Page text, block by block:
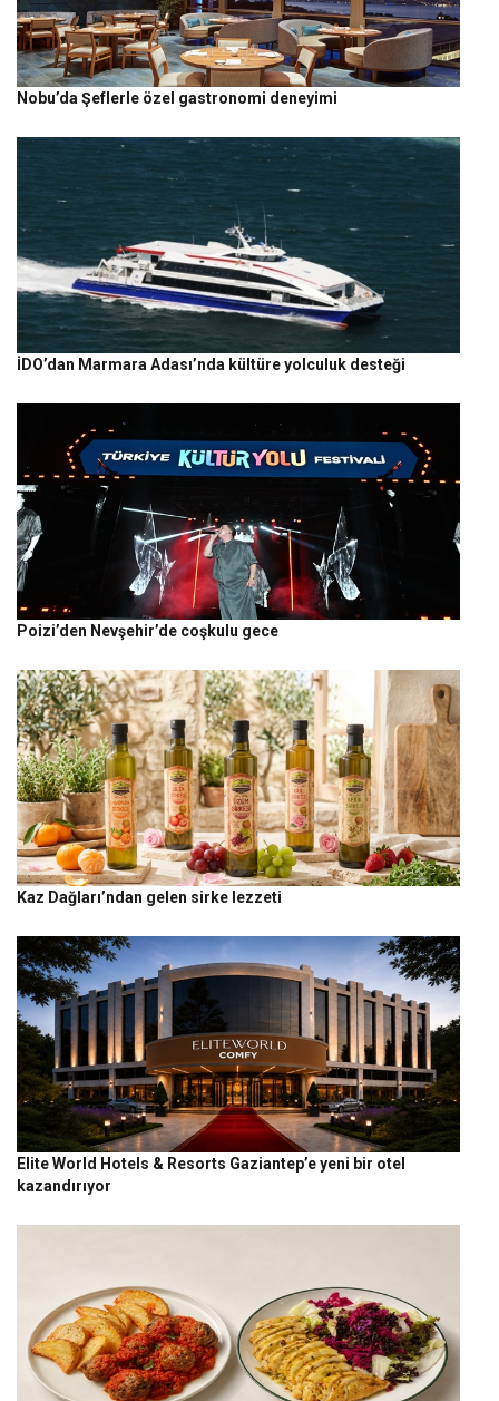
Nobu’da Şeflerle özel gastronomi deneyimi
İDO’dan Marmara Adası’nda kültüre yolculuk desteği
Poizi’den Nevşehir’de coşkulu gece
Kaz Dağları’ndan gelen sirke lezzeti
Elite World Hotels & Resorts Gaziantep’e yeni bir otel
kazandırıyor